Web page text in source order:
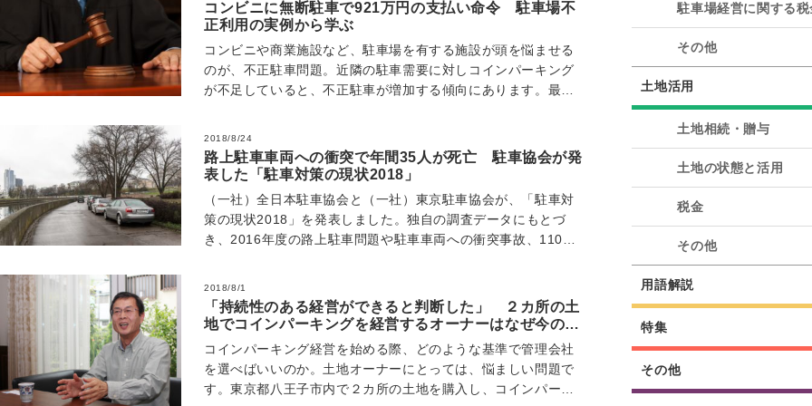
コンビニに無断駐車で921万円の支払い命令 駐車場不
正利用の実例から学ぶ
コンビニや商業施設など、駐車場を有する施設が頭を悩ませる
のが、不正駐車問題。近隣の駐車需要に対しコインパーキング
が不足していると、不正駐車が増加する傾向にあります。最近
2018/8/24
路上駐車車両への衝突で年間35人が死亡 駐車協会が発
表した「駐車対策の現状2018」
（一社）全日本駐車協会と（一社）東京駐車協会が、「駐車対
策の現状2018」を発表しました。独自の調査データにもとづ
き、2016年度の路上駐車問題や駐車車両への衝突事故、110番
2018/8/1
「持続性のある経営ができると判断した」 ２カ所の土
地でコインパーキングを経営するオーナーはなぜ今の管
理会社を選んだのか？
コインパーキング経営を始める際、どのような基準で管理会社
を選べばいいのか。土地オーナーにとっては、悩ましい問題で
す。東京都八王子市内で２カ所の土地を購入し、コインパーキ
駐車場経営に関する税
その他
土地活用
土地相続・贈与
土地の状態と活用
税金
その他
用語解説
特集
その他